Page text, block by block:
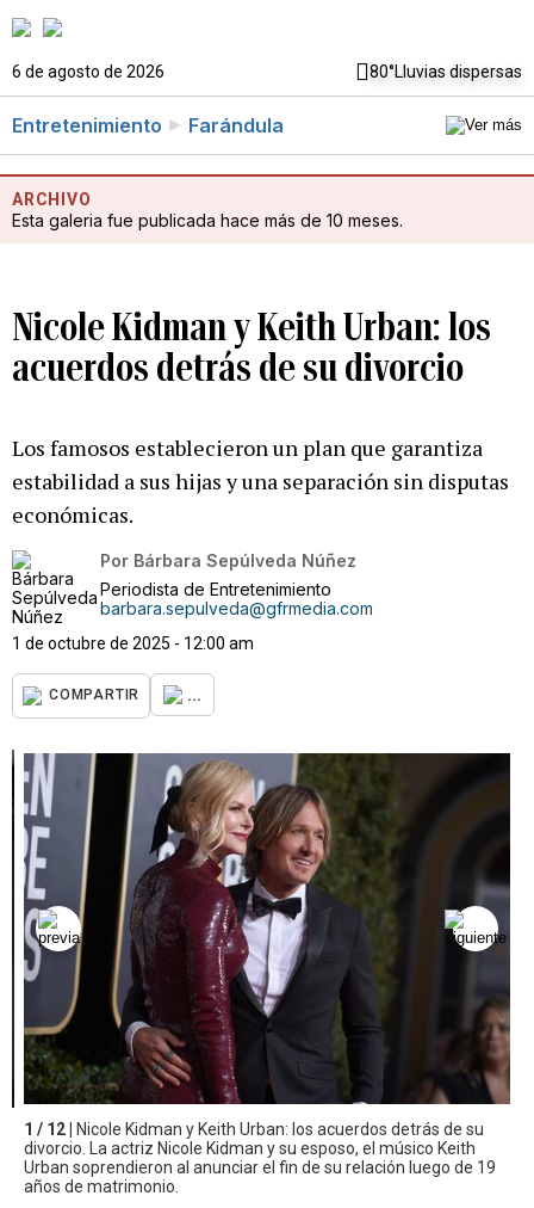
6 de agosto de 2026 80°Lluvias dispersas
Entretenimiento Farándula
ARCHIVO
Esta galeria fue publicada hace más de 10 meses.
Nicole Kidman y Keith Urban: los
acuerdos detrás de su divorcio
Los famosos establecieron un plan que garantiza
estabilidad a sus hijas y una separación sin disputas
económicas.
Por Bárbara Sepúlveda Núñez
Periodista de Entretenimiento
barbara.sepulveda@gfrmedia.com
1 de octubre de 2025 - 12:00 am
COMPARTIR ...
1 / 12 |
Nicole Kidman y Keith Urban: los acuerdos detrás de su
divorcio. La actriz Nicole Kidman y su esposo, el músico Keith
Urban soprendieron al anunciar el fin de su relación luego de 19
años de matrimonio.